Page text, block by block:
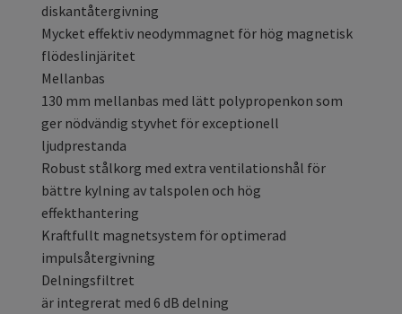
diskantåtergivning
Mycket effektiv neodymmagnet för hög magnetisk
flödeslinjäritet
Mellanbas
130 mm mellanbas med lätt polypropenkon som
ger nödvändig styvhet för exceptionell
ljudprestanda
Robust stålkorg med extra ventilationshål för
bättre kylning av talspolen och hög
effekthantering
Kraftfullt magnetsystem för optimerad
impulsåtergivning
Delningsfiltret
är integrerat med 6 dB delning